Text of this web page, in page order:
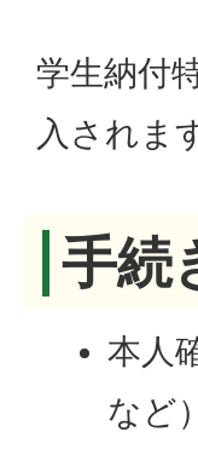
学生納付
入されま
手続
本人
など）